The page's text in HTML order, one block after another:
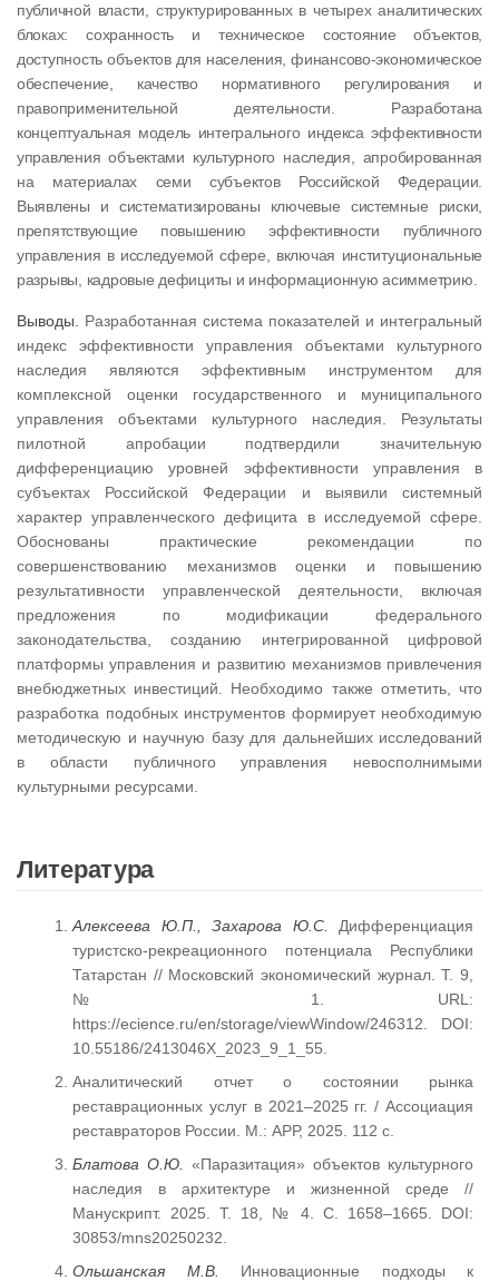
публичной власти, структурированных в четырех аналитических
блоках: сохранность и техническое состояние объектов,
доступность объектов для населения, финансово-экономическое
обеспечение, качество нормативного регулирования и
правоприменительной деятельности. Разработана
концептуальная модель интегрального индекса эффективности
управления объектами культурного наследия, апробированная
на материалах семи субъектов Российской Федерации.
Выявлены и систематизированы ключевые системные риски,
препятствующие повышению эффективности публичного
управления в исследуемой сфере, включая институциональные
разрывы, кадровые дефициты и информационную асимметрию.
Выводы. Разработанная система показателей и интегральный
индекс эффективности управления объектами культурного
наследия являются эффективным инструментом для
комплексной оценки государственного и муниципального
управления объектами культурного наследия. Результаты
пилотной апробации подтвердили значительную
дифференциацию уровней эффективности управления в
субъектах Российской Федерации и выявили системный
характер управленческого дефицита в исследуемой сфере.
Обоснованы практические рекомендации по
совершенствованию механизмов оценки и повышению
результативности управленческой деятельности, включая
предложения по модификации федерального
законодательства, созданию интегрированной цифровой
платформы управления и развитию механизмов привлечения
внебюджетных инвестиций. Необходимо также отметить, что
разработка подобных инструментов формирует необходимую
методическую и научную базу для дальнейших исследований
в области публичного управления невосполнимыми
культурными ресурсами.
Литература
Алексеева Ю.П., Захарова Ю.С.
Дифференциация
туристско-рекреационного потенциала Республики
Татарстан // Московский экономический журнал. Т. 9,
№ 1. URL:
https://ecience.ru/en/storage/viewWindow/246312. DOI:
10.55186/2413046X_2023_9_1_55.
Аналитический отчет о состоянии рынка
реставрационных услуг в 2021–2025 гг. / Ассоциация
реставраторов России. М.: АРР, 2025. 112 с.
Блатова О.Ю. «Паразитация» объектов культурного
наследия в архитектуре и жизненной среде //
Манускрипт. 2025. Т. 18, № 4. С. 1658–1665. DOI:
30853/mns20250232.
Ольшанская М.В.
Инновационные подходы к